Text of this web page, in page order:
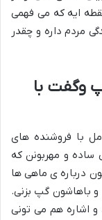
ایه که می فهمی
مردم داره و چقدر
وگفت با
با فروشنده های
ساده و مهربونن که
درباره ی ماهی ها
و باهاشون گپ بزنی.
و اشاره هم می تونی